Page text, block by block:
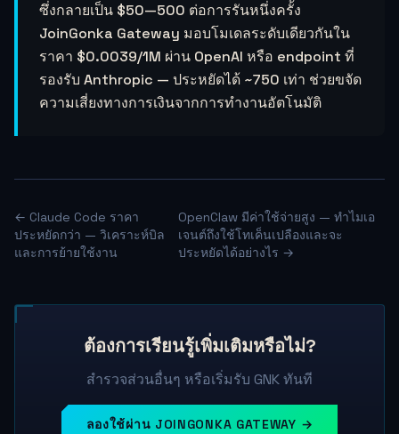
ซึ่งกลายเป็น $50—500 ต่อการรันหนึ่งครั้ง
JoinGonka Gateway มอบโมเดลระดับเดียวกันใน
ราคา $0.0039/1M ผ่าน OpenAI หรือ endpoint ที่
รองรับ Anthropic — ประหยัดได้ ~750 เท่า ช่วยขจัด
ความเสี่ยงทางการเงินจากการทำงานอัตโนมัติ
← Claude Code ราคา
ประหยัดกว่า — วิเคราะห์บิล
และการย้ายใช้งาน
OpenClaw มีค่าใช้จ่ายสูง — ทำไมเอ
เจนต์ถึงใช้โทเค็นเปลืองและจะ
ประหยัดได้อย่างไร →
ต้องการเรียนรู้เพิ่มเติมหรือไม่?
สำรวจส่วนอื่นๆ หรือเริ่มรับ GNK ทันที
ลองใช้ผ่าน JOINGONKA GATEWAY →